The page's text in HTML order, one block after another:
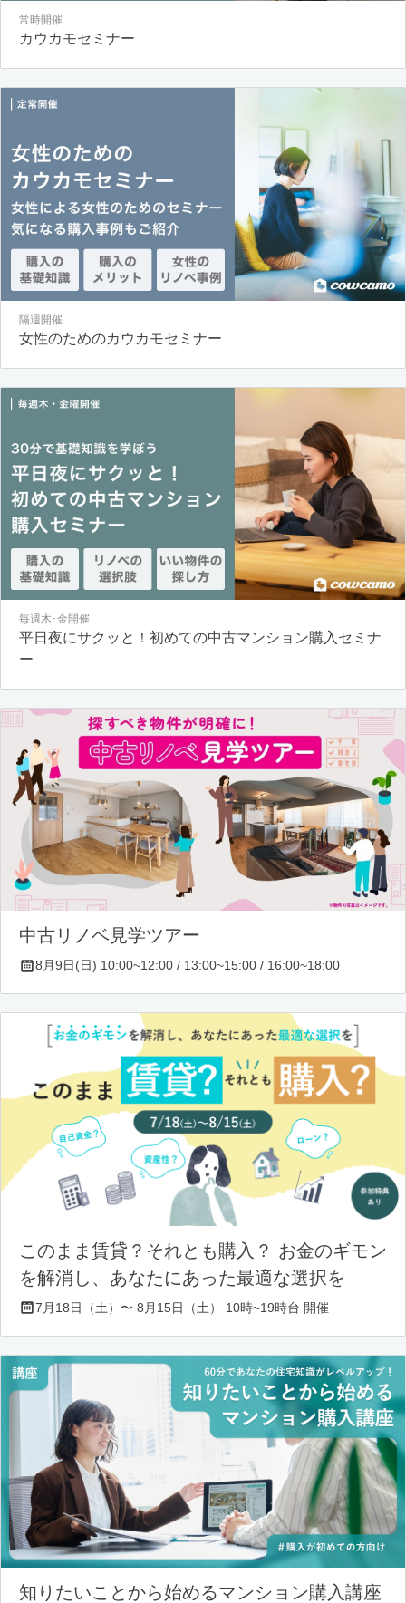
常時開催
カウカモセミナー
隔週開催
女性のためのカウカモセミナー
毎週木･金開催
平日夜にサクッと！初めての中古マンション購入セミナ
ー
中古リノベ見学ツアー
8月9日(日) 10:00~12:00 / 13:00~15:00 / 16:00~18:00
このまま賃貸？それとも購入？ お金のギモン
を解消し、あなたにあった最適な選択を
7月18日（土）〜 8月15日（土） 10時~19時台 開催
知りたいことから始めるマンション購入講座